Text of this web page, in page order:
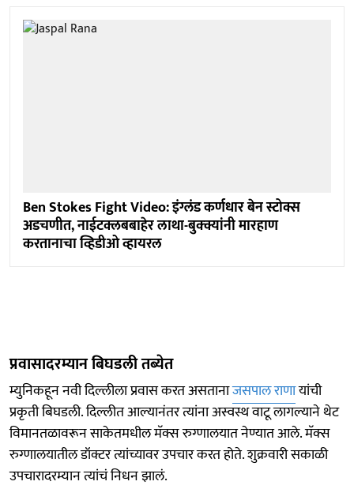
Ben Stokes Fight Video: इंग्लंड कर्णधार बेन स्टोक्स
अडचणीत, नाईटक्लबबाहेर लाथा-बुक्क्यांनी मारहाण
करतानाचा व्हिडीओ व्हायरल
प्रवासादरम्यान बिघडली तब्येत
म्युनिकहून नवी दिल्लीला प्रवास करत असतानाजसपाल राणायांची
प्रकृती बिघडली. दिल्लीत आल्यानंतर त्यांना अस्वस्थ वाटू लागल्याने थेट
विमानतळावरून साकेतमधील मॅक्स रुग्णालयात नेण्यात आले. मॅक्स
रुग्णालयातील डॉक्टर त्यांच्यावर उपचार करत होते. शुक्रवारी सकाळी
उपचारादरम्यान त्यांचं निधन झालं.